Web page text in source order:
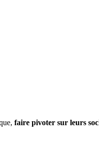
faire pivoter sur leurs